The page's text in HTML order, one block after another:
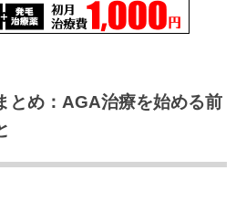
とめ：AGA治療を始める前